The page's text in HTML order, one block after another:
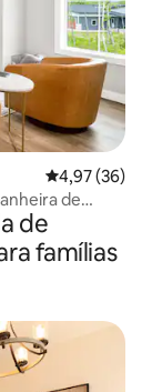
4,97 de uma
4,97 (36)
de
de
famílias